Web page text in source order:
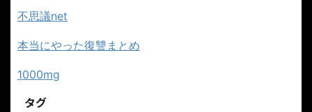
不思議net
本当にやった復讐まとめ
1000mg
タグ